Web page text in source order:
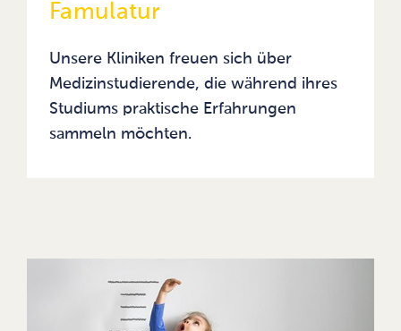
Famulatur
Unsere Kliniken freuen sich über
Medizinstudierende, die während ihres
Studiums praktische Erfahrungen
sammeln möchten.